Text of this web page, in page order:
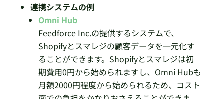
連携システムの例
Omni Hub
Feedforce Inc.の提供するシステムで、
Shopifyとスマレジの顧客データを一元化す
ることができます。Shopifyとスマレジは初
期費用0円から始められますし、Omni Hubも
月額2000円程度から始められるため、コスト